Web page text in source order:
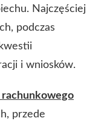
Najczęściej
podczas
i wniosków.
przede